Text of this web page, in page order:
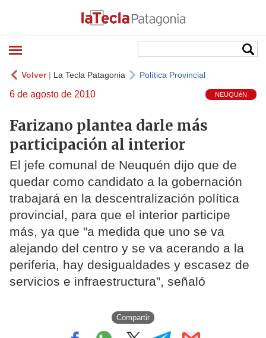
Volver| La Tecla Patagonia Política Provincial
6 de agosto de 2010 NEUQUéN
Farizano plantea darle más
participación al interior
El jefe comunal de Neuquén dijo que de
quedar como candidato a la gobernación
trabajará en la descentralización política
provincial, para que el interior participe
más, ya que "a medida que uno se va
alejando del centro y se va acerando a la
periferia, hay desigualdades y escasez de
servicios e infraestructura”, señaló
Compartir